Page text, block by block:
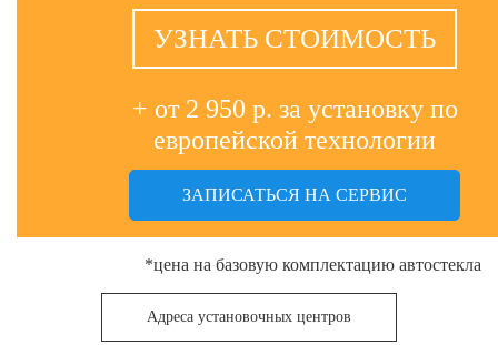
УЗНАТЬ СТОИМОСТЬ
+ от 2 950 р. за установку по
европейской технологии
ЗАПИСАТЬСЯ НА СЕРВИС
*цена на базовую комплектацию автостекла
Адреса установочных центров